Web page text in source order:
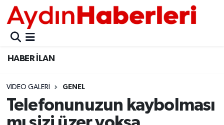
HABER İLAN
VIDEO GALERI GENEL
Telefonunuzun kaybolması
GÜNCEL
POLİTİKA
BELEDİYELER
ASAYİŞ
Aydın Nöbetçi Eczaneler
Aydın Hava Durumu
Aydin Namaz Vakitleri
Aydın Trafik Yoğunluk Haritası